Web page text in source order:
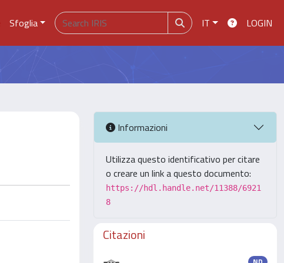
Sfoglia IT LOGIN
Informazioni
Utilizza questo identificativo per citare
o creare un link a questo documento:
https://hdl.handle.net/11388/6921
8
Citazioni